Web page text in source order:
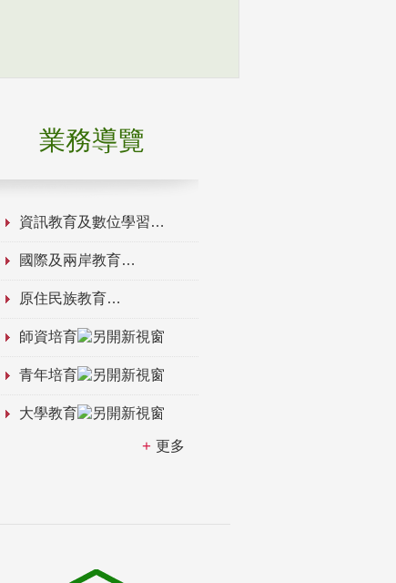
業務導覽
資訊教育及數位學習
國際及兩岸教育
原住民族教育
師資培育
青年培育
大學教育
更多